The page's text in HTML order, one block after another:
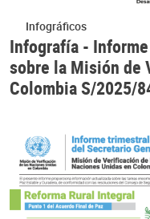
Infográficos
Infografía -
sobre la Misión de
Colombia S/2025/